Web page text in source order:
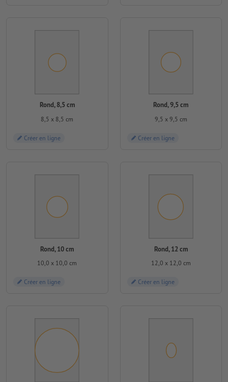
Rond, 8,5 cm
8,5 x 8,5 cm
Créer en ligne
Rond, 9,5 cm
9,5 x 9,5 cm
Créer en ligne
Rond, 10 cm
10,0 x 10,0 cm
Créer en ligne
Rond, 12 cm
12,0 x 12,0 cm
Créer en ligne